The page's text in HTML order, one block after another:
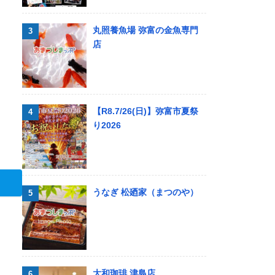
丸照養魚場 弥富の金魚専門
店
【R8.7/26(日)】弥富市夏祭
り2026
うなぎ 松廼家（まつのや）